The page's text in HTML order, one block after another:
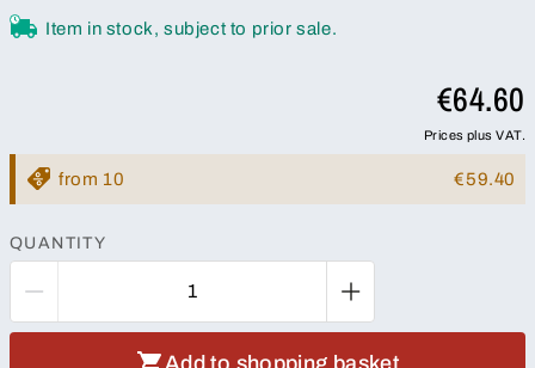
Item in stock, subject to prior sale.
€64.60
Prices plus VAT.
from 10 €59.40
QUANTITY
Add to shopping basket